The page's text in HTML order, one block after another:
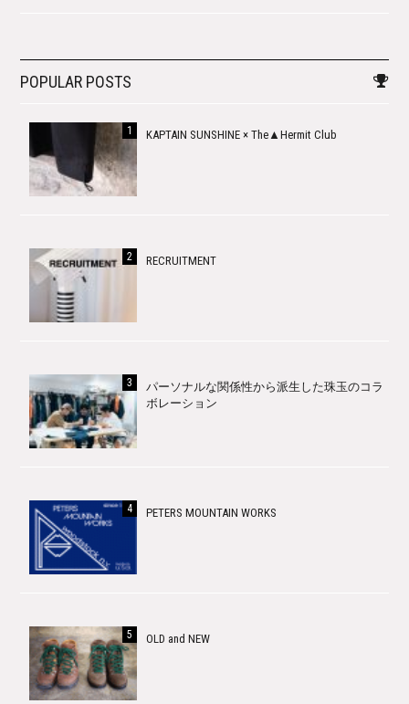
POPULAR POSTS
KAPTAIN SUNSHINE × The▲Hermit Club
RECRUITMENT
パーソナルな関係性から派生した珠玉のコラ
ボレーション
PETERS MOUNTAIN WORKS
OLD and NEW